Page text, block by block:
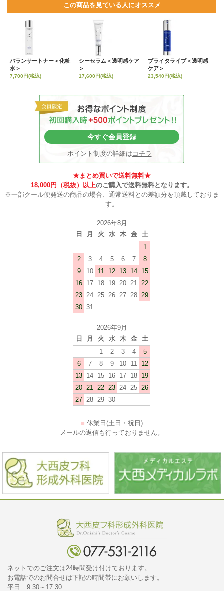
この商品を見ている人にオススメ
バランサートナー＜化粧
水＞
7,700円(税込)
シーセラム＜透明感ケア
＞
17,600円(税込)
ブライタライブ＜透明感
ケア＞
23,540円(税込)
今すぐ会員登録
ポイント制度の詳細は コチラ
★まとめ買いで送料無料★
18,000円（税抜）以上のご購入で送料無料となります。
※一部クール便発送の商品の場合、通常送料との差額分を頂戴しておりま
す。
2026年8月
日
月 火 水 木 金
土
1
2
3 4 5 6 7
8
9
10 11 12 13 14 15
16 17 18 19 20 21
22
23 24 25 26 27 28 29
30 31
2026年9月
日
月 火 水 木 金
土
1
2 3 4
5
6
7 8 9 10 11
12
13 14 15 16 17 18 19
20 21 22 23 24 25 26
27 28 29 30
■ 休業日(土日・祝日)
メールの返信も行っておりません。
ネットでのご注文は24時間受け付けております。
お電話でのお問合せは下記の時間帯にお願いします。
平日 9:30～17:30